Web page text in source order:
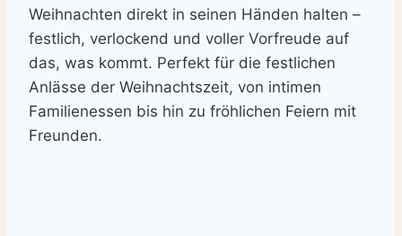
Weihnachten direkt in seinen Händen halten –
festlich, verlockend und voller Vorfreude auf
das, was kommt. Perfekt für die festlichen
Anlässe der Weihnachtszeit, von intimen
Familienessen bis hin zu fröhlichen Feiern mit
Freunden.